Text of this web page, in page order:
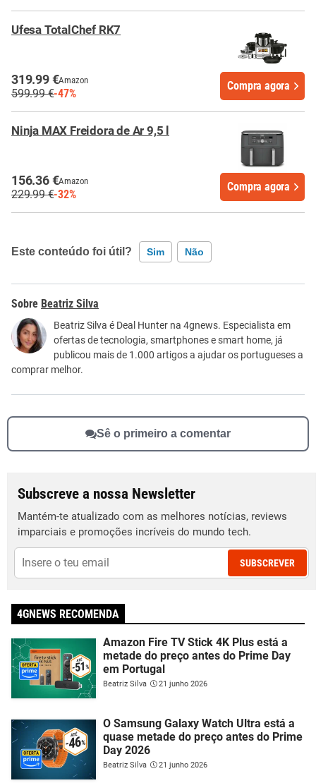
Ufesa TotalChef RK7
319.99 €Amazon
599.99 €-47%
Compra agora
Ninja MAX Freidora de Ar 9,5 l
156.36 €Amazon
229.99 €-32%
Compra agora
Este conteúdo foi útil? Sim Não
Este conteúdo contém informação incorreta
Este conteúdo não tem a informação que procuro
Outro
Beatriz Silva
Beatriz Silva é Deal Hunter na 4gnews. Especialista em
ofertas de tecnologia, smartphones e smart home, já
publicou mais de 1.000 artigos a ajudar os portugueses a
comprar melhor.
Sê o primeiro a comentar
Subscreve a nossa Newsletter
Mantém-te atualizado com as melhores notícias, reviews
imparciais e promoções incríveis do mundo tech.
SUBSCREVER
4GNEWS RECOMENDA
Amazon Fire TV Stick 4K Plus está a
metade do preço antes do Prime Day
em Portugal
Beatriz Silva 21 junho 2026
O Samsung Galaxy Watch Ultra está a
quase metade do preço antes do Prime
Day 2026
Beatriz Silva 21 junho 2026